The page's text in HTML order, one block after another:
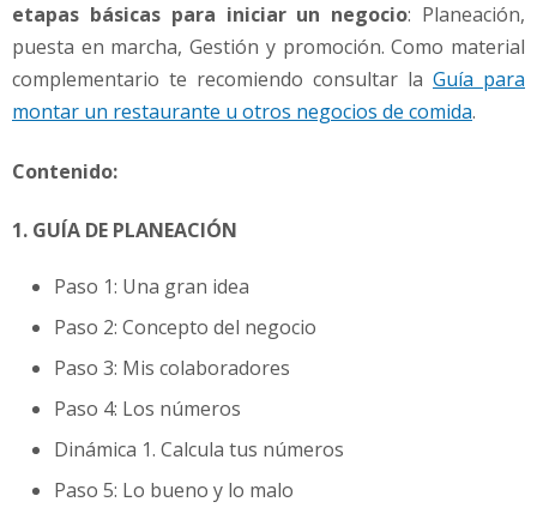
etapas básicas para iniciar un negocio: Planeación,
puesta en marcha, Gestión y promoción. Como material
complementario te recomiendo consultar la Guía para
montar un restaurante u otros negocios de comida.
Contenido:
1. GUÍA DE PLANEACIÓN
Paso 1: Una gran idea
Paso 2: Concepto del negocio
Paso 3: Mis colaboradores
Paso 4: Los números
Dinámica 1. Calcula tus números
Paso 5: Lo bueno y lo malo